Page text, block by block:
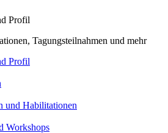
Profil
Tagungsteilnahmen und mehr
Profil
und Habilitationen
Workshops